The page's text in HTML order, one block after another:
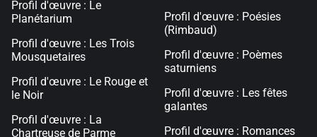
Profil d'œuvre : Le
Planétarium
Profil d'œuvre : Les Trois
Mousquetaires
Profil d'œuvre : Le Rouge et
le Noir
Profil d'œuvre : La
Chartreuse de Parme
Profil d'œuvre : Poésies
(Rimbaud)
Profil d'œuvre : Poèmes
saturniens
Profil d'œuvre : Les fêtes
galantes
Profil d'œuvre : Romances